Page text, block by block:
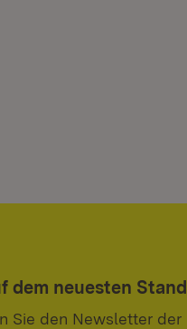
dem neuesten Stand
Sie den Newsletter der